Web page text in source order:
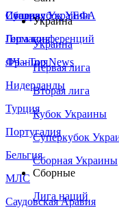
Сборная Украины
Италия
Германия
Франция
Нидерланды
Турция
Португалия
Бельгия
МЛС
Саудовская Аравия
Суперкубок УЕФА
Лига конференций
ЛЧ - Top News
Украина
Украина
Первая лига
Вторая лига
Кубок Украины
Суперкубок
Сборная Украины
Сборные
Лига наций